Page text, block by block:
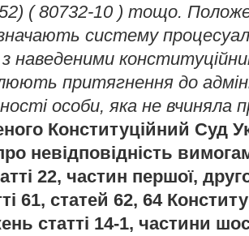
( 80732-10 ) тощо.
систему
з наведеними
притягнення до
особи, яка не вчиняла
Конституційний Суд
невідповідність
22, частин першої,
61, статей 62, 64
статті 14-1, частини